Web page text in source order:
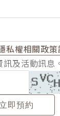
私權相關政策
及活動訊息
立即預約